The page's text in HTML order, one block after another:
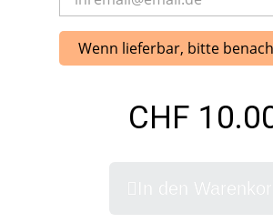
Wenn lieferbar, bitte
CHF